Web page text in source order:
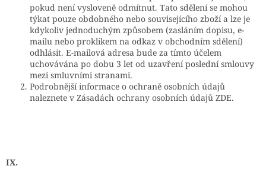
pokud není vysloveně odmítnut. Tato sdělení se mohou
týkat pouze obdobného nebo souvisejícího zboží a lze je
kdykoliv jednoduchým způsobem (zasláním dopisu, e-
mailu nebo proklikem na odkaz v obchodním sdělení)
odhlásit. E-mailová adresa bude za tímto účelem
uchovávána po dobu 3 let od uzavření poslední smlouvy
mezi smluvními stranami.
Podrobnější informace o ochraně osobních údajů
naleznete v Zásadách ochrany osobních údajů ZDE.
IX.